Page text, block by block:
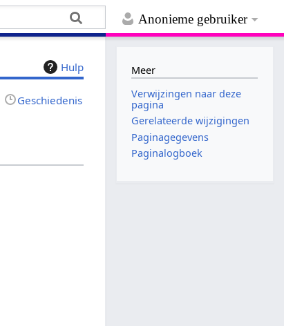
Anonieme gebruiker
Hulp
Geschiedenis
Meer
Verwijzingen naar deze
pagina
Gerelateerde wijzigingen
Paginagegevens
Paginalogboek